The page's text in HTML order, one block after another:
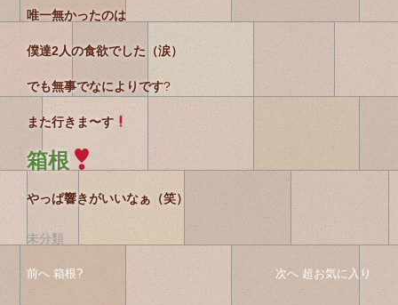
唯一無かったのは
僕達2人の食欲でした（涙）
でも無事でなによりです?
また行きま〜す
箱根
やっぱ響きがいいなぁ（笑）
未分類
投
投
稿
前へ 前
の
箱根? 次へ 次
の
超お気に入り